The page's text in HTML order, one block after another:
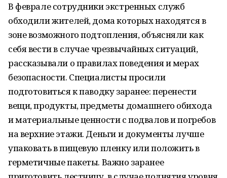
В феврале сотрудники экстренных служб
обходили жителей, дома которых находятся в
зоне возможного подтопления, объясняли как
себя вести в случае чрезвычайных ситуаций,
рассказывали о правилах поведения и мерах
безопасности. Специалисты просили
подготовиться к паводку заранее: перенести
вещи, продукты, предметы домашнего обихода
и материальные ценности с подвалов и погребов
на верхние этажи. Деньги и документы лучше
упаковать в пищевую пленку или положить в
герметичные пакеты. Важно заранее